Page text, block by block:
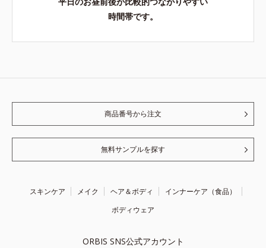
時間帯です。
商品番号から注文
無料サンプルを探す
スキンケア メイク ヘア＆ボディ
インナーケア（食品）
ボディウェア
ORBIS SNS公式アカウント